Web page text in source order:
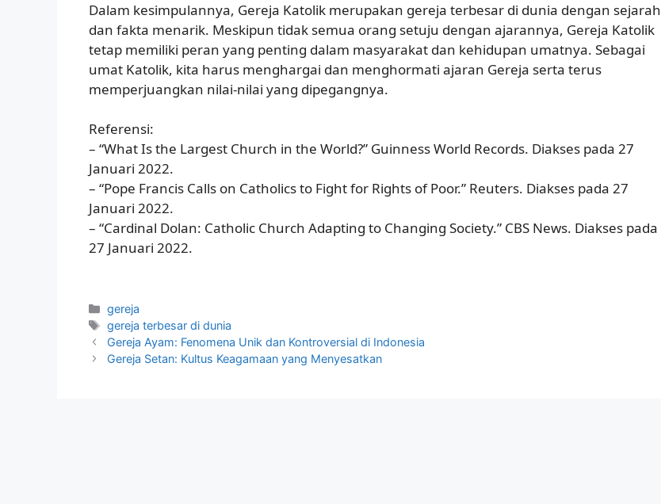
Dalam kesimpulannya, Gereja Katolik merupakan gereja terbesar di dunia dengan sejarah
dan fakta menarik. Meskipun tidak semua orang setuju dengan ajarannya, Gereja Katolik
tetap memiliki peran yang penting dalam masyarakat dan kehidupan umatnya. Sebagai
umat Katolik, kita harus menghargai dan menghormati ajaran Gereja serta terus
memperjuangkan nilai-nilai yang dipegangnya.
Referensi:
– “What Is the Largest Church in the World?” Guinness World Records. Diakses pada 27
Januari 2022.
– “Pope Francis Calls on Catholics to Fight for Rights of Poor.” Reuters. Diakses pada 27
Januari 2022.
– “Cardinal Dolan: Catholic Church Adapting to Changing Society.” CBS News. Diakses pada
27 Januari 2022.
Categories
gereja
Tags
gereja terbesar di dunia
Gereja Ayam: Fenomena Unik dan Kontroversial di Indonesia
Gereja Setan: Kultus Keagamaan yang Menyesatkan